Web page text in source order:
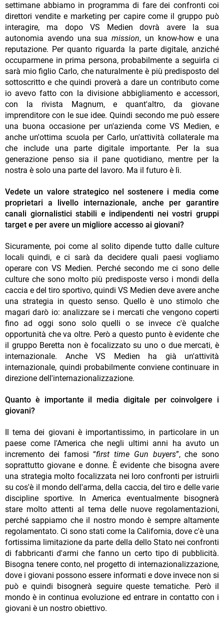
settimane abbiamo in programma di fare dei confronti coi
direttori vendite e marketing per capire come il gruppo può
interagire, ma dopo VS Medien dovrà avere la sua
autonomia avendo una sua mission, un know-how e una
reputazione. Per quanto riguarda la parte digitale, anziché
occuparmene in prima persona, probabilmente a seguirla ci
sarà mio figlio Carlo, che naturalmente è più predisposto del
sottoscritto e che quindi proverà a dare un contributo come
io avevo fatto con la divisione abbigliamento e accessori,
con la rivista Magnum, e quant'altro, da giovane
imprenditore con le sue idee. Quindi secondo me può essere
una buona occasione per un'azienda come VS Medien, e
anche un'ottima scuola per Carlo, un'attività collaterale ma
che include una parte digitale importante. Per la sua
generazione penso sia il pane quotidiano, mentre per la
nostra è solo una parte del lavoro. Ma il futuro è lì.
Vedete un valore strategico nel sostenere i media come
proprietari a livello internazionale, anche per garantire
canali giornalistici stabili e indipendenti nei vostri gruppi
target e per avere un migliore accesso ai giovani?
Sicuramente, poi come al solito dipende tutto dalle culture
locali quindi, e ci sarà da decidere quali paesi vogliamo
operare con VS Medien. Perché secondo me ci sono delle
culture che sono molto più predisposte verso i mondi della
caccia e del tiro sportivo, quindi VS Medien deve avere anche
una strategia in questo senso. Quello è uno stimolo che
magari darò io: analizzare se i mercati che vengono coperti
fino ad oggi sono solo quelli o se invece c'è qualche
opportunità che va oltre. Però a questo punto è evidente che
il gruppo Beretta non è focalizzato su uno o due mercati, è
internazionale. Anche VS Medien ha già un'attività
internazionale, quindi probabilmente conviene continuare in
direzione dell'internazionalizzazione.
Quanto è importante il media digitale per coinvolgere i
giovani?
Il tema dei giovani è importantissimo, in particolare in un
paese come l'America che negli ultimi anni ha avuto un
incremento dei famosi “first time Gun buyers”, che sono
soprattutto giovane e donne. È evidente che bisogna avere
una strategia molto focalizzata nei loro confronti per istruirli
su cos'è il mondo dell'arma, della caccia, del tiro e delle varie
discipline sportive. In America eventualmente bisognerà
stare molto attenti al tema delle nuove regolamentazioni,
perché sappiamo che il nostro mondo è sempre altamente
regolamentato. Ci sono stati come la California, dove c'è una
fortissima limitazione da parte della dello Stato nei confronti
di fabbricanti d'armi che fanno un certo tipo di pubblicità.
Bisogna tenere conto, nel progetto di internazionalizzazione,
dove i giovani possono essere informati e dove invece non si
può e quindi bisognerà seguire queste tematiche. Però il
mondo è in continua evoluzione ed entrare in contatto con i
giovani è un nostro obiettivo.